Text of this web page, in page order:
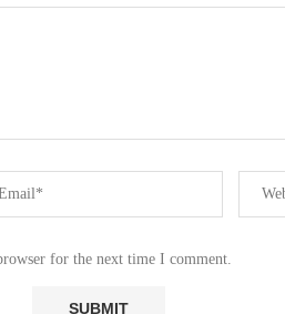
for the next time I comment.